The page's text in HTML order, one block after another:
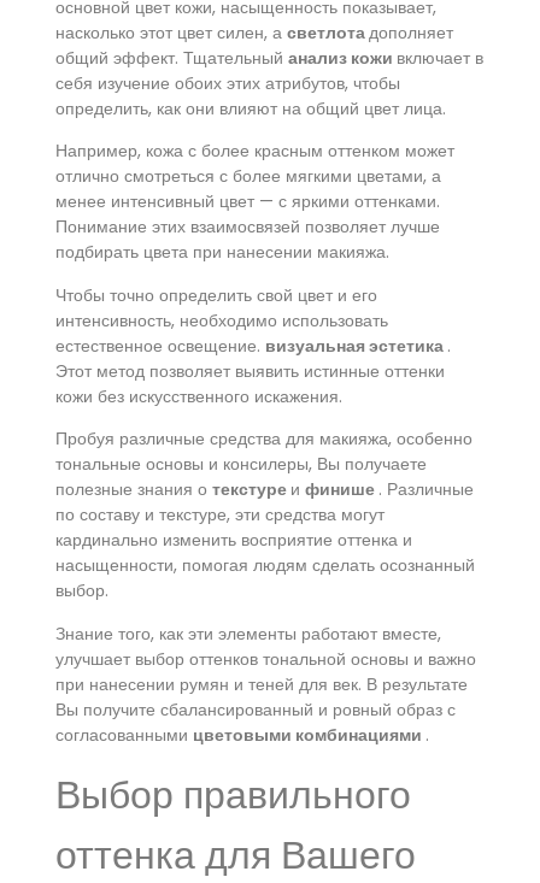
основной цвет кожи, насыщенность показывает,
насколько этот цвет силен, а светлотадополняет
общий эффект. Тщательный анализ кожи включает в
себя изучение обоих этих атрибутов, чтобы
определить, как они влияют на общий цвет лица.
Например, кожа с более красным оттенком может
отлично смотреться с более мягкими цветами, а
менее интенсивный цвет — с яркими оттенками.
Понимание этих взаимосвязей позволяет лучше
подбирать цвета при нанесении макияжа.
Чтобы точно определить свой цвет и его
интенсивность, необходимо использовать
естественное освещение. визуальная эстетика .
Этот метод позволяет выявить истинные оттенки
кожи без искусственного искажения.
Пробуя различные средства для макияжа, особенно
тональные основы и консилеры, Вы получаете
полезные знания о текстуре и финише . Различные
по составу и текстуре, эти средства могут
кардинально изменить восприятие оттенка и
насыщенности, помогая людям сделать осознанный
выбор.
Знание того, как эти элементы работают вместе,
улучшает выбор оттенков тональной основы и важно
при нанесении румян и теней для век. В результате
Вы получите сбалансированный и ровный образ с
согласованными цветовыми комбинациями .
Выбор правильного
оттенка для Вашего